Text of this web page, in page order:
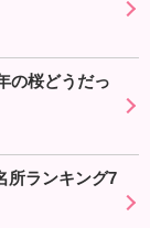
の桜どうだっ
所ランキング7